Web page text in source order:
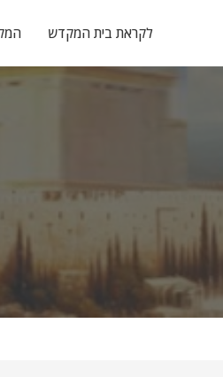
לקראת בית המקדש